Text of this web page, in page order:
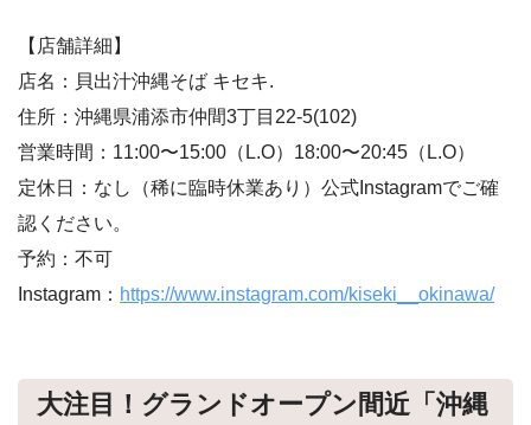
【店舗詳細】
店名：貝出汁沖縄そば キセキ.
住所：沖縄県浦添市仲間3丁目22-5(102)
営業時間：11:00〜15:00（L.O）18:00〜20:45（L.O）
定休日：なし（稀に臨時休業あり）公式Instagramでご確
認ください。
予約：不可
Instagram： https://www.instagram.com/kiseki__okinawa/
大注目！グランドオープン間近「沖縄